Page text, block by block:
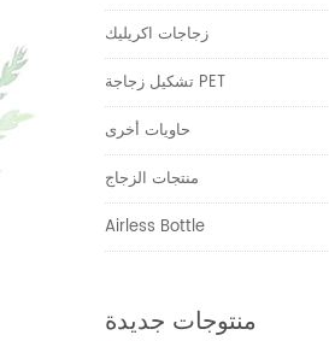
زجاجات اكريليك
تشكيل زجاجة PET
حاويات أخرى
منتجات الزجاج
Airless Bottle
منتوجات جديدة